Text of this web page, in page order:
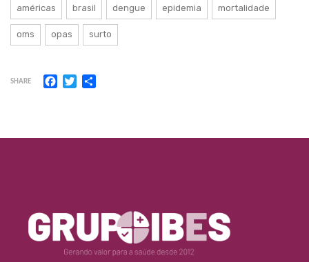
américas brasil dengue epidemia mortalidade
oms opas surto
SHARE Facebook
Twitter